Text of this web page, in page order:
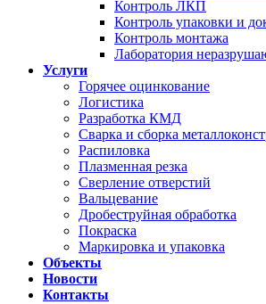
Контроль ЛКП
Контроль упаковки и
Контроль монтажа
Лаборатория
Услуги
Горячее оцинкование
Логистика
Разработка КМД
Сварка и сборка
Распиловка
Плазменная резка
Сверление отверстий
Вальцевание
Дробеструйная обработка
Покраска
Маркировка и упаковка
Объекты
Новости
Контакты